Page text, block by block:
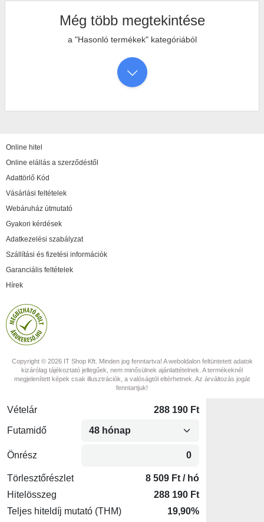
Még több megtekintése
a "Hasonló termékek" kategóriából
Online hitel
Online elállás a szerződéstől
Adattörlő Kód
Vásárlási feltételek
Webáruház útmutató
Gyakori kérdések
Adatkezelési szabályzat
Szállítási és fizetési információk
Garanciális feltételek
Hírek
Copyright © 2026 IT Shop Kft. Minden jog fenntartva! A weboldalon feltüntetett adatok
kizárólag tájékoztató jellegűek, nem minősülnek ajánlattételnek. A termékeknél
megjelenített képek csak illusztrációk, a valóságtól eltérhetnek. Az árváltozás jogát
fenntartjuk!